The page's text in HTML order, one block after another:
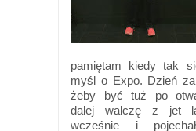
pamiętam kiedy tak
myśl o Expo. Dzień
żeby być tuż po
dalej walczę z jet
wcześnie i